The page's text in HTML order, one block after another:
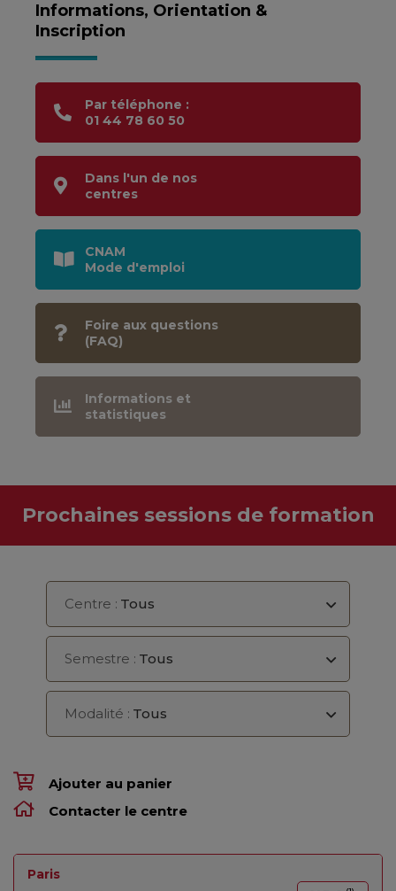
Informations, Orientation &
Inscription
Par téléphone :
01 44 78 60 50
Dans l'un de nos
centres
CNAM
Mode d'emploi
Foire aux questions
(FAQ)
Informations et
statistiques
Prochaines sessions de formation
Centre : Tous
Semestre : Tous
Modalité : Tous
Ajouter au panier
Contacter le centre
Paris